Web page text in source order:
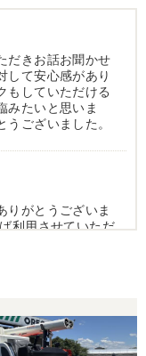
だきお話お聞かせ
して安心感があり
もしていただける
みたいと思いま
ございました。
りがとうございま
利用させていただ
た、機会があれば